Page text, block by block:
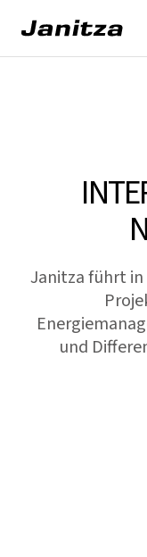
Janitza führt
und